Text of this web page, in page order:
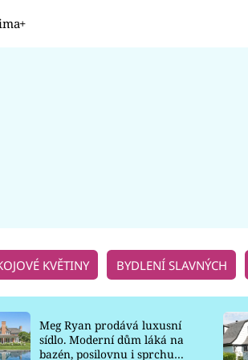
KVĚTINY BYDLENÍ SLAVNÝCH
Meg Ryan prodává luxusní
sídlo. Moderní dům láká na
bazén, posilovnu i sprchu